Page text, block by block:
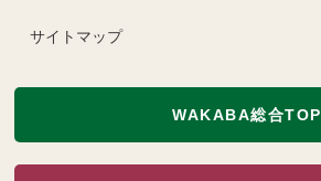
サイトマップ
WAKABA総合TOP